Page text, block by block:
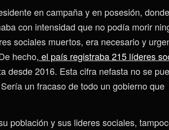
en campaña y en posesión, donde
con intensidad que no podía morir
sociales muertos, era necesario y
hecho, el país registraba 215 líderes
desde 2016. Esta cifra nefasta no se
un fracaso de todo un gobierno que
población y sus lideres sociales,